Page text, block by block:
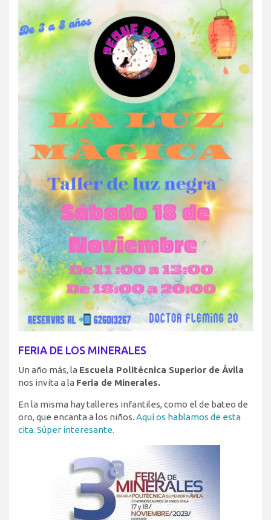
FERIA DE LOS MINERALES
Un año más, la Escuela Politécnica Superior de Ávila
nos invita a la Feria de Minerales.
En la misma hay talleres infantiles, como el de bateo de
oro, que encanta a los niños. Aquí os hablamos de esta
cita. Súper interesante.